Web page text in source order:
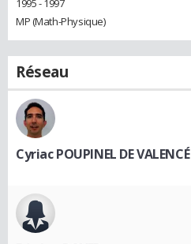
MP (Math-Physique)
Réseau
Cyriac POUPINEL DE VALENCÉ